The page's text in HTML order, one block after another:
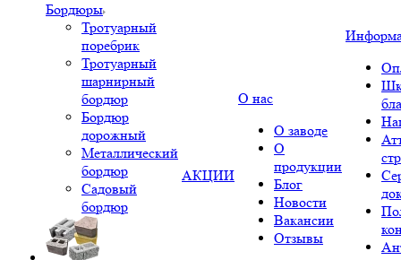
Бордюры
Тротуарный
поребрик
Тротуарный
шарнирный
бордюр
Бордюр
дорожный
Металлический
бордюр
Садовый
бордюр
АКЦИИ
О нас
О заводе
О
продукции
Блог
Новости
Вакансии
Отзывы